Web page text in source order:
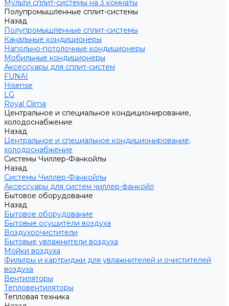
Мульти сплит-системы на 3 комнаты
Полупромышленные сплит-системы
Назад
Полупромышленные сплит-системы
Канальные кондиционеры
Напольно-потолочные кондиционеры
Мобильные кондиционеры
Аксессуары для сплит-систем
FUNAI
Hisense
LG
Royal Clima
Центральное и специальное кондиционирование,
холодоснабжение
Назад
Центральное и специальное кондиционирование,
холодоснабжение
Системы Чиллер-Фанкойлы
Назад
Системы Чиллер-Фанкойлы
Аксессуары для систем чиллер-фанкойл
Бытовое оборудование
Назад
Бытовое оборудование
Бытовые осушители воздуха
Воздухоочистители
Бытовые увлажнители воздуха
Мойки воздуха
Фильтры и картриджи для увлажнителей и очистителей
воздуха
Вентиляторы
Тепловентиляторы
Тепловая техника